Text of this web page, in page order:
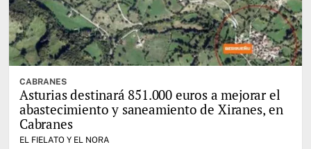
CABRANES
Asturias destinará 851.000 euros a mejorar el
abastecimiento y saneamiento de Xiranes, en
Cabranes
EL FIELATO Y EL NORA